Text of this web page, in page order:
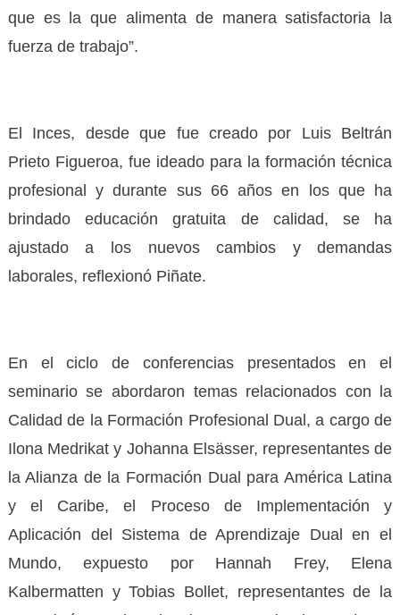
que es la que alimenta de manera satisfactoria la
fuerza de trabajo”.
El Inces, desde que fue creado por Luis Beltrán
Prieto Figueroa, fue ideado para la formación técnica
profesional y durante sus 66 años en los que ha
brindado educación gratuita de calidad, se ha
ajustado a los nuevos cambios y demandas
laborales, reflexionó Piñate.
En el ciclo de conferencias presentados en el
seminario se abordaron temas relacionados con la
Calidad de la Formación Profesional Dual, a cargo de
Ilona Medrikat y Johanna Elsässer, representantes de
la Alianza de la Formación Dual para América Latina
y el Caribe, el Proceso de Implementación y
Aplicación del Sistema de Aprendizaje Dual en el
Mundo, expuesto por Hannah Frey, Elena
Kalbermatten y Tobias Bollet, representantes de la